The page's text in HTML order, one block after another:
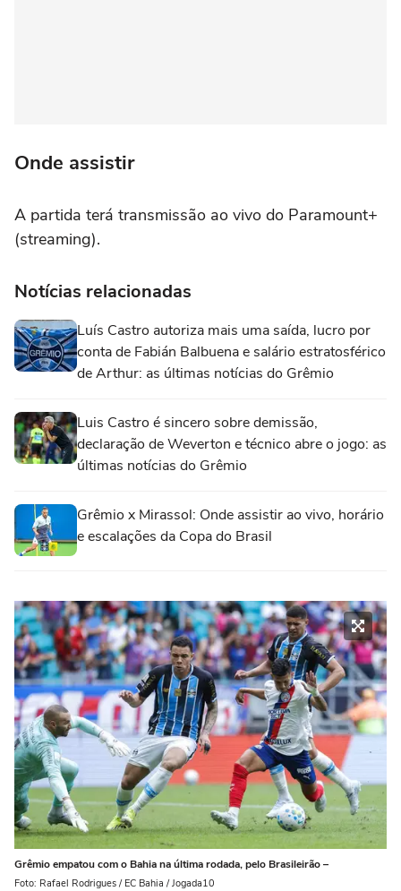
Onde assistir
A partida terá transmissão ao vivo do Paramount+
(streaming).
Notícias relacionadas
Luís Castro autoriza mais uma saída, lucro por
conta de Fabián Balbuena e salário estratosférico
de Arthur: as últimas notícias do Grêmio
Luis Castro é sincero sobre demissão,
declaração de Weverton e técnico abre o jogo: as
últimas notícias do Grêmio
Grêmio x Mirassol: Onde assistir ao vivo, horário
e escalações da Copa do Brasil
Grêmio empatou com o Bahia na última rodada, pelo Brasileirão –
Foto: Rafael Rodrigues / EC Bahia / Jogada10